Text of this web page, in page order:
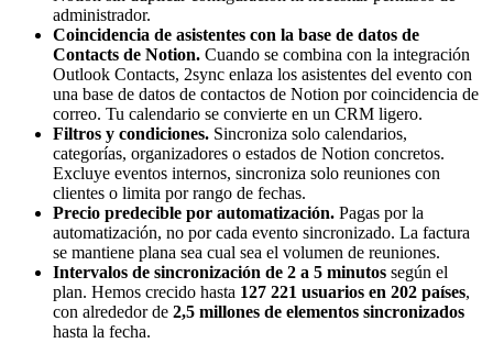
administrador.
Coincidencia de asistentes con la base de datos de
Contacts de Notion. Cuando se combina con la integración
Outlook Contacts, 2sync enlaza los asistentes del evento con
una base de datos de contactos de Notion por coincidencia de
correo. Tu calendario se convierte en un CRM ligero.
Filtros y condiciones. Sincroniza solo calendarios,
categorías, organizadores o estados de Notion concretos.
Excluye eventos internos, sincroniza solo reuniones con
clientes o limita por rango de fechas.
Precio predecible por automatización. Pagas por la
automatización, no por cada evento sincronizado. La factura
se mantiene plana sea cual sea el volumen de reuniones.
Intervalos de sincronización de 2 a 5 minutos según el
plan. Hemos crecido hasta 127 221 usuarios en 202 países,
con alrededor de 2,5 millones de elementos sincronizados
hasta la fecha.